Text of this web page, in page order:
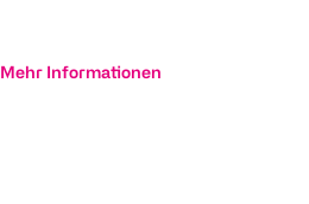
Mehr Informationen